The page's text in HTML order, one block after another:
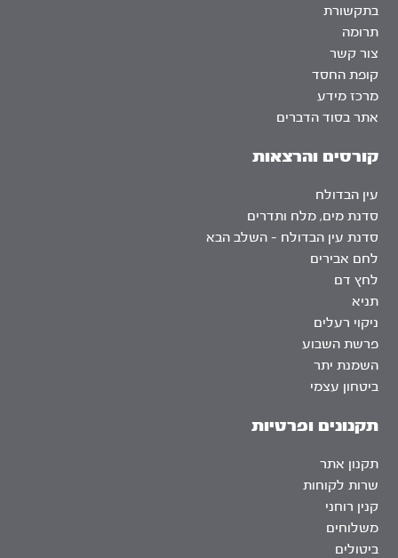
בתקשורת
תרומה
צור קשר
קופת החסד
מרכז מידע
אתר בסוד הדברים
קורסים והרצאות
עין הבדולח
סדנת מים, מלח ותדרים
סדנת עין הבדולח – השלב הבא
לחם אבירים
לחץ דם
תניא
ניקוי רעלים
פרשת השבוע
השמנת יתר
ביטחון עצמי
תקנונים ופרטיות
תקנון אתר
שרות לקוחות
קנין רוחני
משלוחים
ביטולים